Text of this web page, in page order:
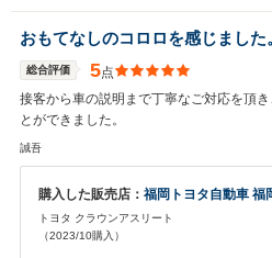
おもてなしのコロロを感じました
総合評価 5点
接客から車の説明まで丁寧なご対応を頂
とができました。
誠吾
購入した販売店： 福岡トヨタ自動車
トヨタ クラウンアスリート
（2023/10購入）